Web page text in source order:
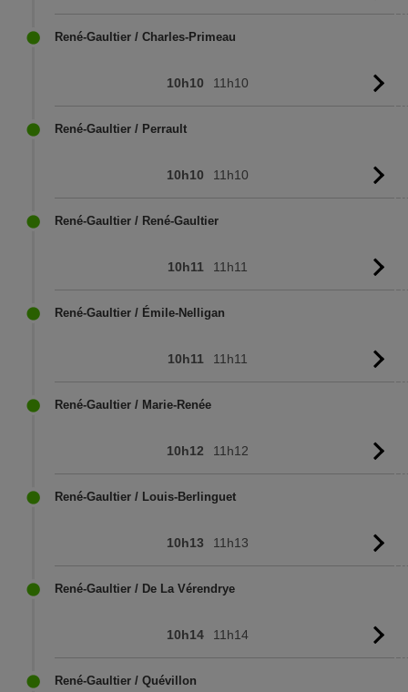
René-Gaultier / Charles-Primeau
10h10 11h10
René-Gaultier / Perrault
10h10 11h10
René-Gaultier / René-Gaultier
10h11 11h11
René-Gaultier / Émile-Nelligan
10h11 11h11
René-Gaultier / Marie-Renée
10h12 11h12
René-Gaultier / Louis-Berlinguet
10h13 11h13
René-Gaultier / De La Vérendrye
10h14 11h14
René-Gaultier / Quévillon